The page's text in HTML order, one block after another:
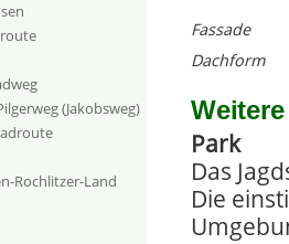
Fassade
Dachform
Park
Das
Die
(Jakobsweg)
Rochlitzer-Land